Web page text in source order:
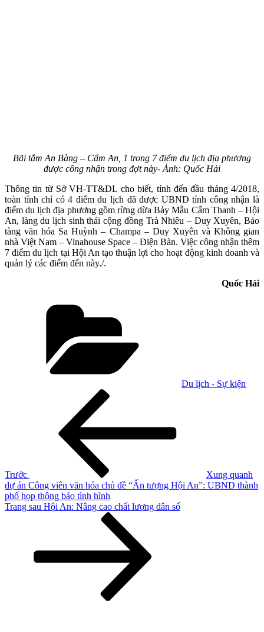
Bãi tắm An Bàng – Cẩm An, 1 trong 7 điểm du lịch địa phương
được công nhận trong đợt này- Ảnh: Quốc Hải
Thông tin từ Sở VH-TT&DL cho biết, tính đến đầu tháng 4/2018,
toàn tỉnh chỉ có 4 điểm du lịch đã được UBND tỉnh công nhận là
điểm du lịch địa phương gồm rừng dừa Bảy Mẫu Cẩm Thanh – Hội
An, làng du lịch sinh thái cộng đồng Trà Nhiêu – Duy Xuyên, Bảo
tàng văn hóa Sa Huỳnh – Champa – Duy Xuyên và Không gian
nhà Việt Nam – Vinahouse Space – Điện Bàn. Việc công nhận thêm
7 điểm du lịch tại Hội An tạo thuận lợi cho hoạt động kinh doanh và
quản lý các điểm đến này./.
Quốc Hải
Du lịch - Sự kiện
Trước
Xung quanh
dự án Công viên văn hóa chủ đề “Ấn tượng Hội An”: UBND thành
phố họp thông báo tình hình
Bài
Trang sau Hội An: Nâng cao chất lượng dân số